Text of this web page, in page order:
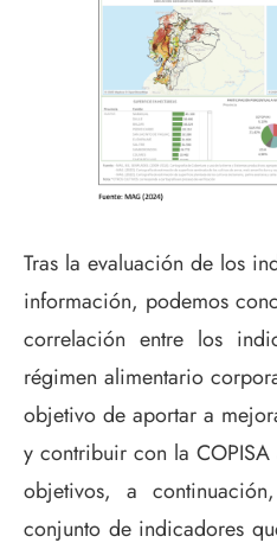
Tras la evaluación de los
información, podemos
correlación entre los
régimen alimentario
objetivo de aportar a
y contribuir con la
objetivos, a
conjunto de indicadores